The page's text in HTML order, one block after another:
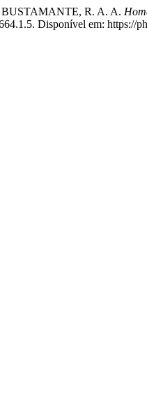
R. A. A.
Disponível em: https://